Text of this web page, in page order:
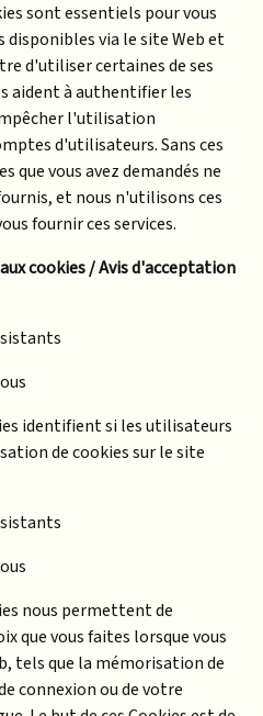
sont essentiels pour vous
disponibles via le site Web et
d'utiliser certaines de ses
aident à authentifier les
l'utilisation
d'utilisateurs. Sans ces
que vous avez demandés ne
et nous n'utilisons ces
fournir ces services.
cookies / Avis d'acceptation
identifient si les utilisateurs
de cookies sur le site
nous permettent de
que vous faites lorsque vous
tels que la mémorisation de
connexion ou de votre